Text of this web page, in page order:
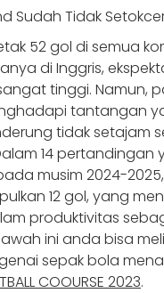
52 gol di semua
di Inggris,
tinggi. ​Namun,
tantangan
tidak setajam
14 pertandingan
musim 2024-
12 gol, yang
produktivitas
ini anda bisa
sepak bola
COOURSE 2023.